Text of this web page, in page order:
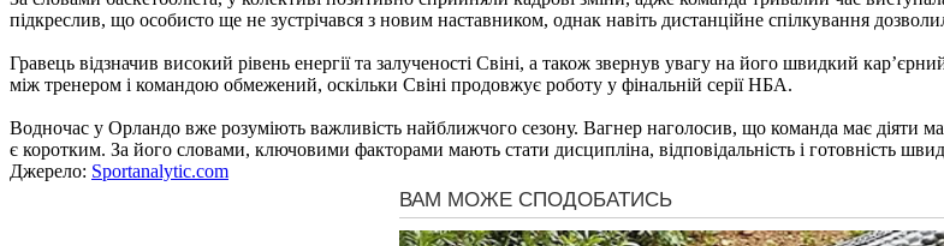
підкреслив, що особисто ще не зустрічався з новим наставником, однак навіть дистанційне спілкування
Гравець відзначив високий рівень енергії та залученості Свіні, а також звернув увагу на його швидкий
між тренером і командою обмежений, оскільки Свіні продовжує роботу у фінальній серії НБА.
Водночас у Орландо вже розуміють важливість найближчого сезону. Вагнер наголосив, що команда має діяти
є коротким. За його словами, ключовими факторами мають стати дисципліна, відповідальність і готовність
Джерело: Sportanalytic.com